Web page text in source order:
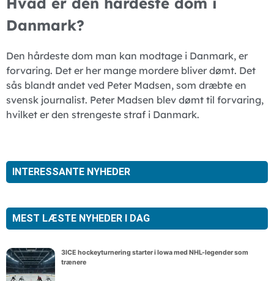
Danmark?
Den hårdeste dom man kan modtage i Danmark, er
forvaring. Det er her mange mordere bliver dømt. Det
sås blandt andet ved Peter Madsen, som dræbte en
svensk journalist. Peter Madsen blev dømt til forvaring,
hvilket er den strengeste straf i Danmark.
INTERESSANTE NYHEDER
MEST LÆSTE NYHEDER I DAG
3ICE hockeyturnering starter i Iowa med NHL-legender som
trænere